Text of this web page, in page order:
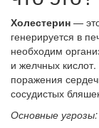
Холестерин —
генерируется в
необходим
и желчных
поражения
сосудистых
Основные угрозы: